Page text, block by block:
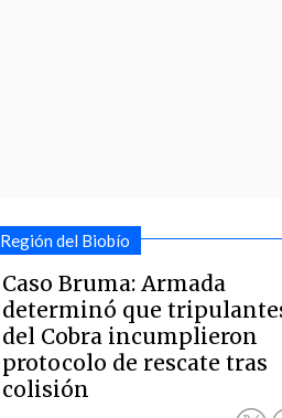
Región del Biobío
Caso Bruma: Armada
determinó que
del Cobra incumplieron
protocolo de rescate tras
colisión